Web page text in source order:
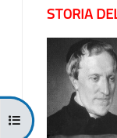
Apri indice del corso
STORIA